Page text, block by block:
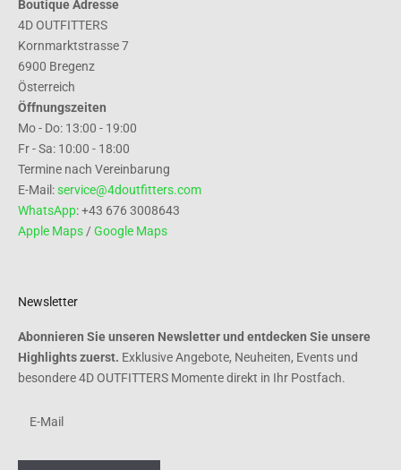
Boutique Adresse
4D OUTFITTERS
Kornmarktstrasse 7
6900 Bregenz
Österreich
Öffnungszeiten
Mo - Do: 13:00 - 19:00
Fr - Sa: 10:00 - 18:00
Termine nach Vereinbarung
E-Mail:service@4doutfitters.com
WhatsApp: +43 676 3008643
Apple Maps / Google Maps
Newsletter
Abonnieren Sie unseren Newsletter und entdecken Sie unsere
Highlights zuerst. Exklusive Angebote, Neuheiten, Events und
besondere 4D OUTFITTERS Momente direkt in Ihr Postfach.